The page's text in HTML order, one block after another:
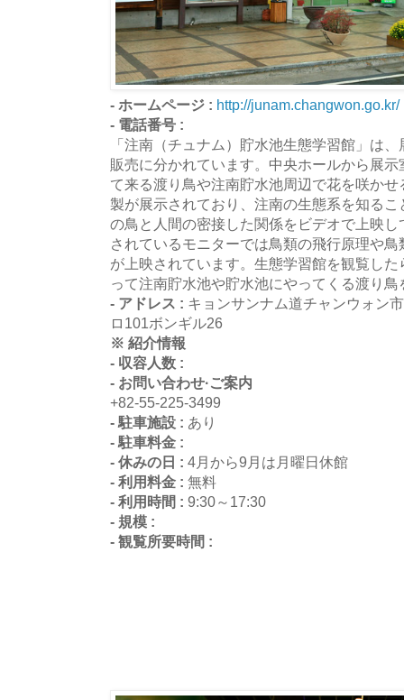
- ホームページ : http://junam.changwon.go.kr/
- 電話番号 :
「注南（チュナム）貯水池生態学習館」は
販売に分かれています。中央ホールから展
て来る渡り鳥や注南貯水池周辺で花を咲か
製が展示されており、注南の生態系を知る
の鳥と人間の密接した関係をビデオで上映
されているモニターでは鳥類の飛行原理や
が上映されています。生態学習館を観覧し
って注南貯水池や貯水池にやってくる渡り
- アドレス : キョンサンナム道チャンウォン
ロ101ボンギル26
※ 紹介情報
- 収容人数 :
- お問い合わせ·ご案内
+82-55-225-3499
- 駐車施設 : あり
- 駐車料金 :
- 休みの日 : 4月から9月は月曜日休館
- 利用料金 : 無料
- 利用時間 : 9:30～17:30
- 規模 :
- 観覧所要時間 :